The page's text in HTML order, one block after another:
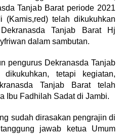
Tanjab Barat periode 2021
(Kamis,red) telah dikukuhkan
Tanjab Barat Hj
dalam sambutan.
pengurus Dekranasda Tanjab
tetapi kegiatan,
Tanjab Barat telah
Ibu Fadhilah Sadat di Jambi.
sudah dirasakan pengrajin di
jawab ketua Umum